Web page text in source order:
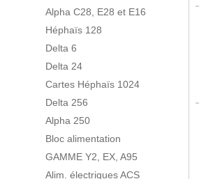
Alpha C28, E28 et E16
Héphaïs 128
Delta 6
Delta 24
Cartes Héphaïs 1024
Delta 256
Alpha 250
Bloc alimentation
GAMME Y2, EX, A95
Alim. électriques ACS